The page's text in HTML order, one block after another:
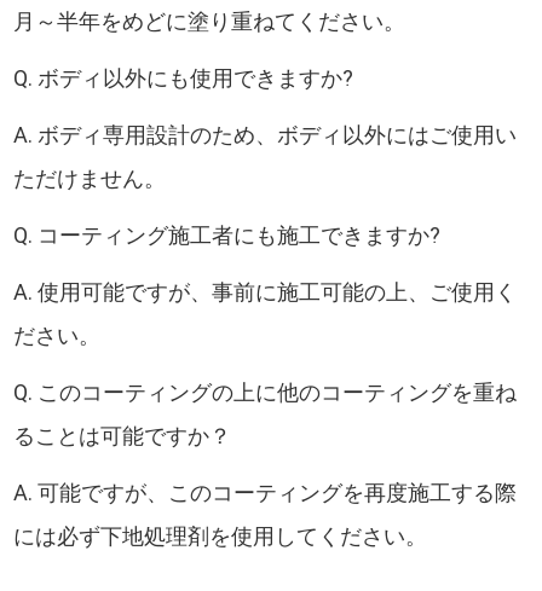
月～半年をめどに塗り重ねてください。
Q. ボディ以外にも使用できますか?
A. ボディ専用設計のため、ボディ以外にはご使用い
ただけません。
Q. コーティング施工者にも施工できますか?
A. 使用可能ですが、事前に施工可能の上、ご使用く
ださい。
Q. このコーティングの上に他のコーティングを重ね
ることは可能ですか？
A. 可能ですが、このコーティングを再度施工する際
には必ず下地処理剤を使用してください。